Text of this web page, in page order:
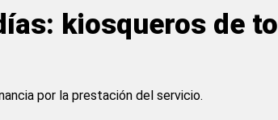
kiosqueros de
por la prestación del servicio.